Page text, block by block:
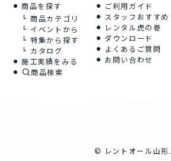
商品を探す
商品カテゴリ
イベントから
特集から探す
カタログ
施工実績をみる
商品検索
ご利用ガイド
スタッフおすすめ
レンタル虎の巻
ダウンロード
よくあるご質問
お問い合わせ
© レントオール山形.